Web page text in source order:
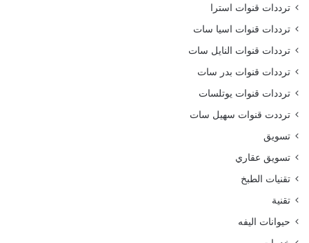
ترددات قنوات استرا
ترددات قنوات اسيا سات
ترددات قنوات النايل سات
ترددات قنوات بدر سات
ترددات قنوات يوتلسات
ترددت قنوات سهيل سات
تسويق
تسويق عقاري
تقنيات الطبخ
تقنية
حيوانات اليفه